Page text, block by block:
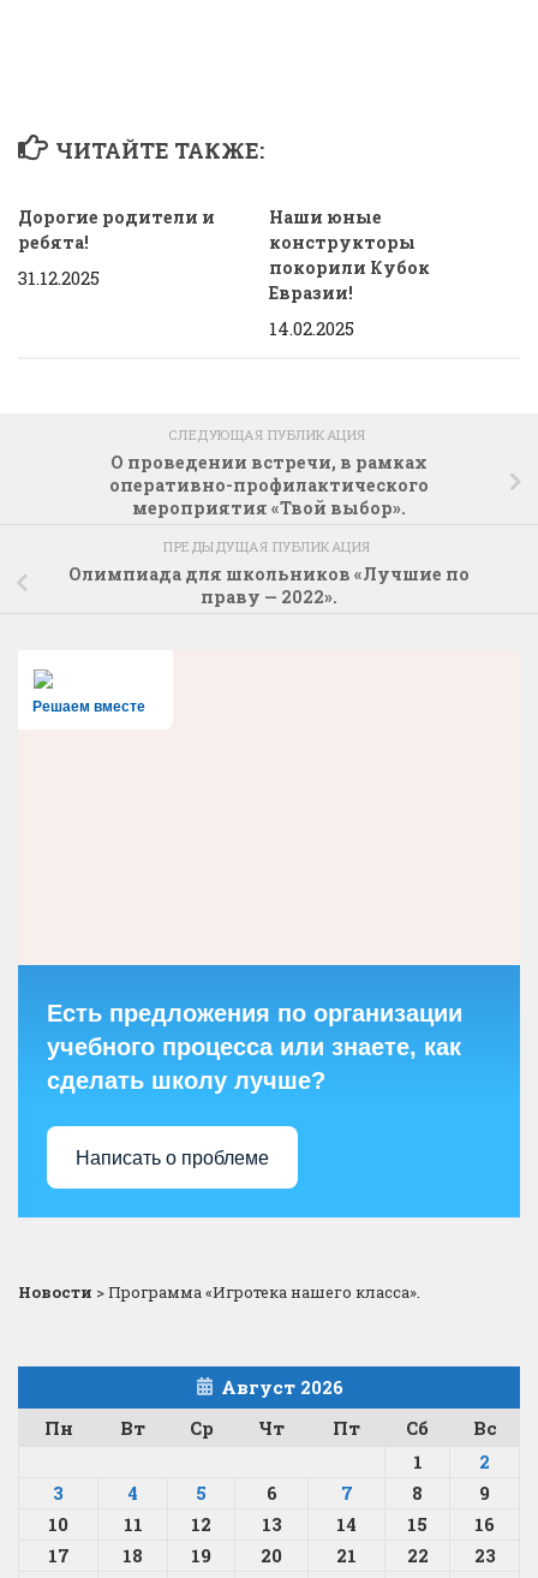
ЧИТАЙТЕ ТАКЖЕ:
Дорогие родители и
ребята!
31.12.2025
Наши юные
конструкторы
покорили Кубок
Евразии!
14.02.2025
СЛЕДУЮЩАЯ ПУБЛИКАЦИЯ
О проведении встречи, в рамках
оперативно-профилактического
мероприятия «Твой выбор».
ПРЕДЫДУЩАЯ ПУБЛИКАЦИЯ
Олимпиада для школьников «Лучшие по
праву — 2022».
Решаем вместе
Есть предложения по организации
учебного процесса или знаете, как
сделать школу лучше?
Написать о проблеме
Новости >Программа «Игротека нашего класса».
Август 2026
Пн
Вт Ср Чт Пт Сб
Вс
1
2
3
4 5 6 7 8
9
10
11 12 13 14 15
16
17
18 19 20 21 22
23